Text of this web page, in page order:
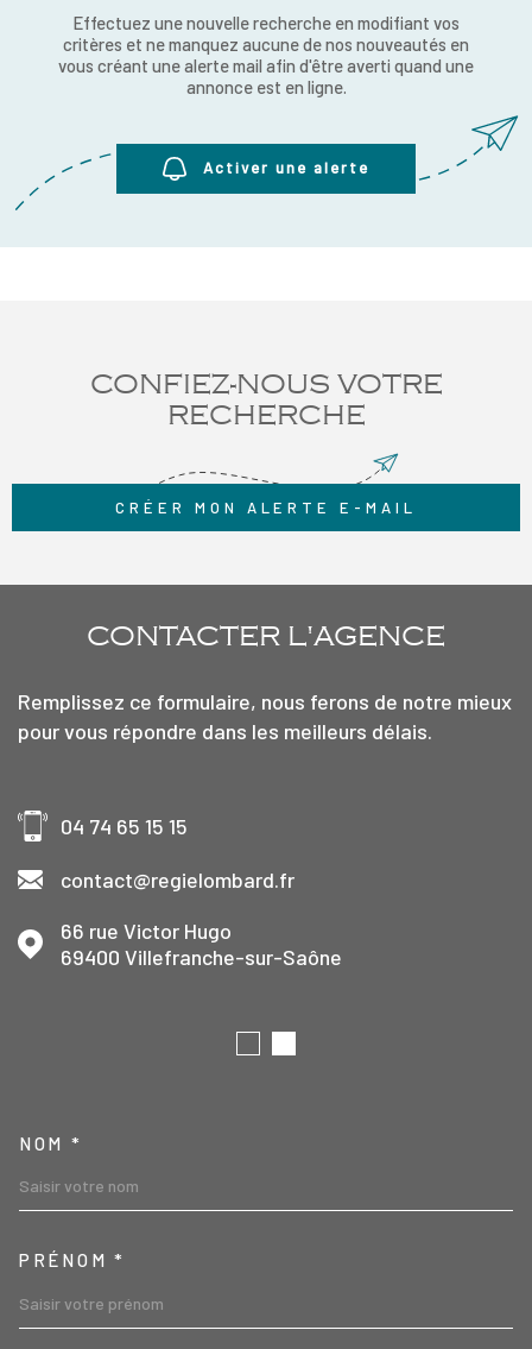
CONTACT
Effectuez une nouvelle recherche en modifiant vos
critères et ne manquez aucune de nos nouveautés en
vous créant une alerte mail afin d'être averti quand une
annonce est en ligne.
Activer une alerte
CONFIEZ-NOUS VOTRE
RECHERCHE
CRÉER MON ALERTE E-MAIL
CONTACTER L'AGENCE
Remplissez ce formulaire, nous ferons de notre mieux
pour vous répondre dans les meilleurs délais.
04 74 65 15 15
contact@regielombard.fr
66 rue Victor Hugo
69400
Villefranche-sur-Saône
NOM *
PRÉNOM *
CHAMPS
TEXTE
RECHERCHER